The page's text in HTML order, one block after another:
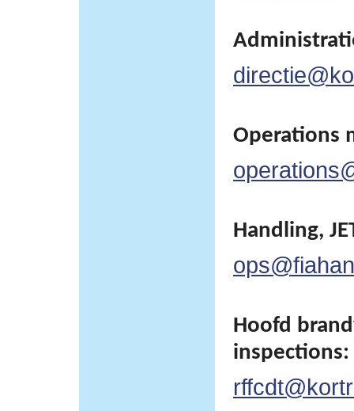
Operations
Handling,
Hoofd
inspections: